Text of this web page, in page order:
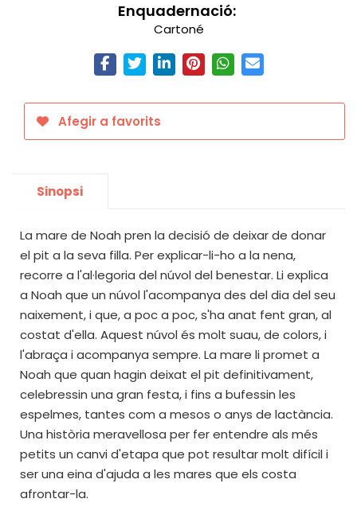
Enquadernació:
Cartoné
Afegir a favorits
Sinopsi
La mare de Noah pren la decisió de deixar de donar
el pit a la seva filla. Per explicar-li-ho a la nena,
recorre a l'al·legoria del núvol del benestar. Li explica
a Noah que un núvol l'acompanya des del dia del seu
naixement, i que, a poc a poc, s'ha anat fent gran, al
costat d'ella. Aquest núvol és molt suau, de colors, i
l'abraça i acompanya sempre. La mare li promet a
Noah que quan hagin deixat el pit definitivament,
celebressin una gran festa, i fins a bufessin les
espelmes, tantes com a mesos o anys de lactància.
Una història meravellosa per fer entendre als més
petits un canvi d'etapa que pot resultar molt difícil i
ser una eina d'ajuda a les mares que els costa
afrontar-la.